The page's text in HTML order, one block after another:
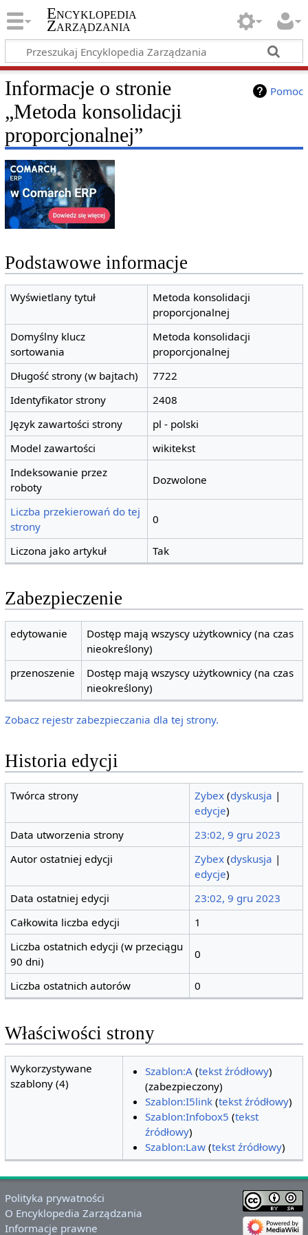
Encyklopedia
Zarządzania
Pomoc
Informacje o stronie
„Metoda konsolidacji
proporcjonalnej”
Podstawowe informacje
Wyświetlany tytuł
Metoda konsolidacji
proporcjonalnej
Domyślny klucz
sortowania
Metoda konsolidacji
proporcjonalnej
Długość strony (w bajtach)
7722
Identyfikator strony
2408
Język zawartości strony
pl - polski
Model zawartości
wikitekst
Indeksowanie przez
roboty
Dozwolone
Liczba przekierowań do tej
strony
0
Liczona jako artykuł Tak
Zabezpieczenie
edytowanie
Dostęp mają wszyscy użytkownicy (na czas
nieokreślony)
przenoszenie
Dostęp mają wszyscy użytkownicy (na czas
nieokreślony)
Zobacz rejestr zabezpieczania dla tej strony.
Historia edycji
Twórca strony Zybex (dyskusja |
edycje)
Data utworzenia strony
23:02, 9 gru 2023
Autor ostatniej edycji
Zybex (dyskusja |
edycje)
Data ostatniej edycji
23:02, 9 gru 2023
Całkowita liczba edycji
1
Liczba ostatnich edycji (w przeciągu
90 dni)
0
Liczba ostatnich autorów 0
Właściwości strony
Wykorzystywane
szablony (4)
Szablon:A(tekst źródłowy)
(zabezpieczony)
Szablon:I5link(tekst źródłowy)
Szablon:Infobox5 (tekst
źródłowy)
Szablon:Law(tekst źródłowy)
Polityka prywatności
O Encyklopedia Zarządzania
Informacje prawne